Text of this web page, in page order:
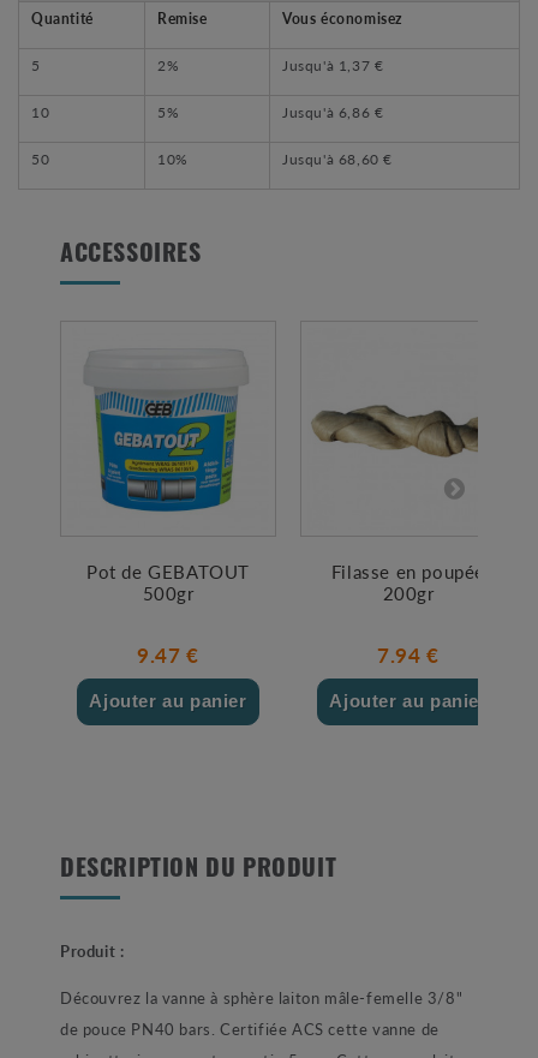
Quantité Remise Vous économisez
5 2% Jusqu'à 1,37 €
10 5% Jusqu'à 6,86 €
50 10% Jusqu'à 68,60 €
ACCESSOIRES
Pot de GEBATOUT
500gr
9.47 €
Ajouter au panier
Filasse en poupée
200gr
7.94 €
Ajouter au panier
DESCRIPTION DU PRODUIT
Produit :
Découvrez la vanne à sphère laiton mâle-femelle 3/8"
de pouce PN40 bars. Certifiée ACS cette vanne de